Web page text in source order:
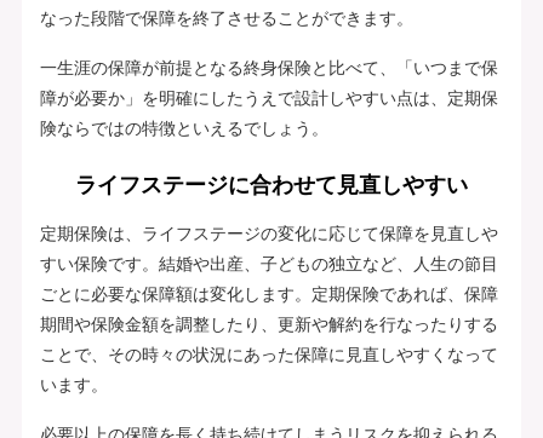
なった段階で保障を終了させることができます。
一生涯の保障が前提となる終身保険と比べて、「いつまで保
障が必要か」を明確にしたうえで設計しやすい点は、定期保
険ならではの特徴といえるでしょう。
ライフステージに合わせて見直しやすい
定期保険は、ライフステージの変化に応じて保障を見直しや
すい保険です。結婚や出産、子どもの独立など、人生の節目
ごとに必要な保障額は変化します。定期保険であれば、保障
期間や保険金額を調整したり、更新や解約を行なったりする
ことで、その時々の状況にあった保障に見直しやすくなって
います。